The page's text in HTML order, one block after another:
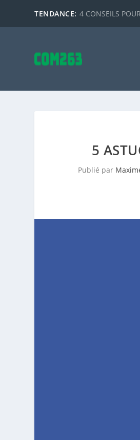
TENDANCE: 4 CONSEILS
5
Publié par